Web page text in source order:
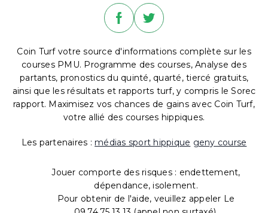
Coin Turf votre source d'informations complète sur les
courses PMU. Programme des courses, Analyse des
partants, pronostics du quinté, quarté, tiercé gratuits,
ainsi que les résultats et rapports turf, y compris le Sorec
rapport. Maximisez vos chances de gains avec Coin Turf,
votre allié des courses hippiques.
Les partenaires : médias sport hippique geny course
Jouer comporte des risques : endettement,
dépendance, isolement.
Pour obtenir de l'aide, veuillez appeler Le